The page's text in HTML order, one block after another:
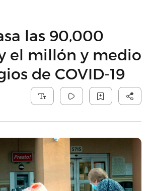
las 90,000
el millón y medio
de COVID-19